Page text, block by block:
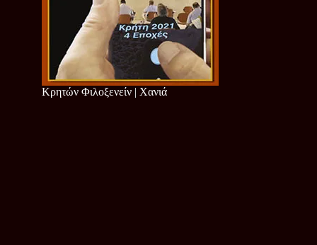
Κρητών Φιλοξενείν | Χανιά